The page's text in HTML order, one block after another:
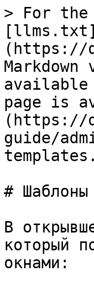
> For the
[llms.txt]
(https://
available
page is
(https://
guide/
# Шаблоны
В
который
окнами: